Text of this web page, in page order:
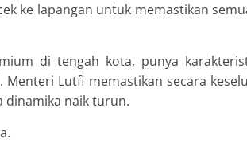
ke lapangan untuk memastikan
di tengah kota, punya
Lutfi memastikan secara
dinamika naik turun.